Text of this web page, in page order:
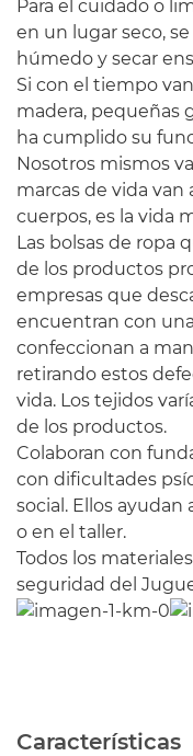
Para el cuidado o
en un lugar seco,
húmedo y secar
Si con el tiempo
madera, pequeñas
ha cumplido su
Nosotros mismos
marcas de vida
cuerpos, es la vida
Las bolsas de ropa
de los productos
empresas que
encuentran con
confeccionan a
retirando estos
vida. Los tejidos
de los productos.
Colaboran con
con dificultades
social. Ellos ayudan
o en el taller.
Todos los
seguridad del
Características